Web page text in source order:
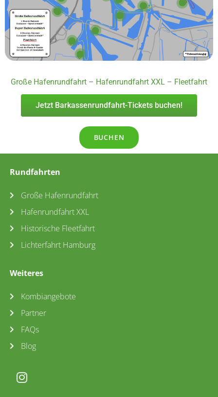
Große Hafenrundfahrt – Hafenrundfahrt XXL – Fleetfahrt
Jetzt Barkassenrundfahrt-Tickets buchen!
BUCHEN
Rundfahrten
Große Hafenrundfahrt
Hafenrundfahrt XXL
Historische Fleetfahrt
Lichterfahrt Hamburg
Weiteres
Kombiangebote
Partner
FAQs
Blog